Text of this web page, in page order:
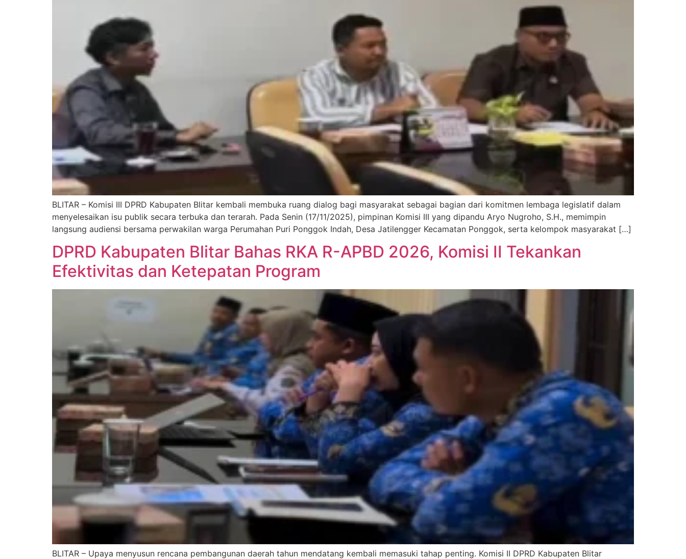
BLITAR – Komisi III DPRD Kabupaten Blitar kembali membuka ruang dialog bagi masyarakat sebagai bagian dari komitmen lembaga legislatif dalam
menyelesaikan isu publik secara terbuka dan terarah. Pada Senin (17/11/2025), pimpinan Komisi III yang dipandu Aryo Nugroho, S.H., memimpin
langsung audiensi bersama perwakilan warga Perumahan Puri Ponggok Indah, Desa Jatilengger Kecamatan Ponggok, serta kelompok masyarakat […]
DPRD Kabupaten Blitar Bahas RKA R-APBD 2026, Komisi II Tekankan
Efektivitas dan Ketepatan Program
BLITAR – Upaya menyusun rencana pembangunan daerah tahun mendatang kembali memasuki tahap penting. Komisi II DPRD Kabupaten Blitar